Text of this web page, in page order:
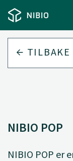
NIBIO POP
NIBIO POP er